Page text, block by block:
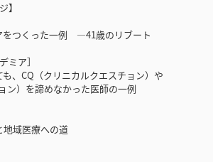
】
をつくった一例 ―41歳のリブート
ア］
、CQ（クリニカルクエスチョン）や
ン）を諦めなかった医師の一例
域医療への道